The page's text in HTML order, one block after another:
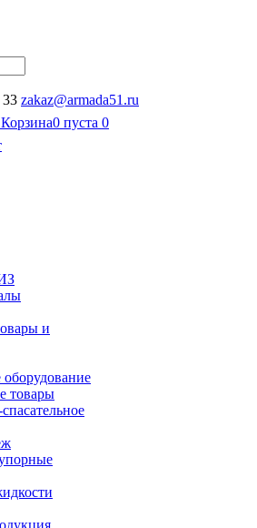
zakaz@armada51.ru
Корзина0 пуста 0
и
оборудование
товары